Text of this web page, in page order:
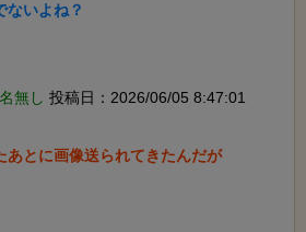
ないよね？
無し 投稿日：2026/06/05 8:47:01
あとに画像送られてきたんだが